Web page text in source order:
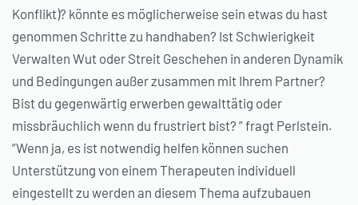
Konflikt)? könnte es möglicherweise sein etwas du hast
genommen Schritte zu handhaben? Ist Schwierigkeit
Verwalten Wut oder Streit Geschehen in anderen Dynamik
und Bedingungen außer zusammen mit Ihrem Partner?
Bist du gegenwärtig erwerben gewalttätig oder
missbräuchlich wenn du frustriert bist? ” fragt Perlstein.
“Wenn ja, es ist notwendig helfen können suchen
Unterstützung von einem Therapeuten individuell
eingestellt zu werden an diesem Thema aufzubauen